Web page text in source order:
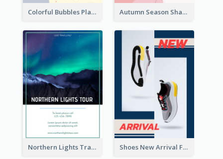
Colorful Bubbles Playing With Bubbles Flyer Autumn Season Sharing Flyer
Northern Lights Travel Flyer Shoes New Arrival Flyer